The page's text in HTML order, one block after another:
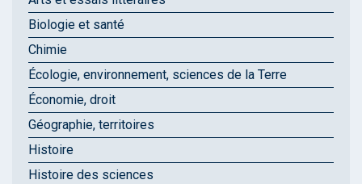
Biologie et santé
Chimie
Écologie, environnement, sciences de la Terre
Économie, droit
Géographie, territoires
Histoire
Histoire des sciences